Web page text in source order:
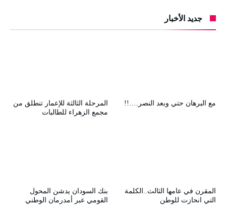
جديد الأخبار
المرحلة الثالثة للإعمار تنطلق من
مجمع الزهراء للطالبات
مع البرهان حتي وبعد النصر….!!
بنك السودان يدشن المحول
القومي عبر أمدرمان الوطني
المقرن في عامها الثالث..الكلمة
التي انحازت للوطن